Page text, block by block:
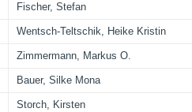
Fischer, Stefan
Wentsch-Teltschik, Heike Kristin
Zimmermann, Markus O.
Bauer, Silke Mona
Storch, Kirsten